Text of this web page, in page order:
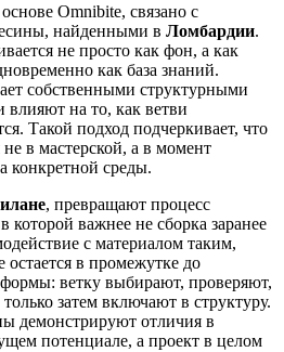
Omnibite, связано с
найденными в Ломбардии.
не просто как фон, а как
как база знаний.
собственными структурными
на то, как ветви
Такой подход подчеркивает, что
не в мастерской, а в момент
конкретной среды.
, превращают процесс
которой важнее не сборка заранее
с материалом таким,
в промежутке до
ветку выбирают, проверяют,
затем включают в структуру.
демонстрируют отличия в
потенциале, а проект в целом